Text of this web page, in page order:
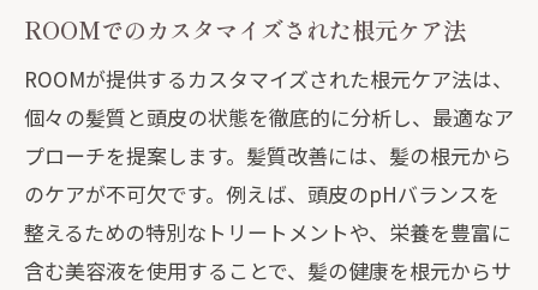
髪質改善を成功させるための根元ケアの
重要性
ROOMの提案する根元ケアステップで理
想の髪へ
髪の状態を根元から改善！ROOMのカスタム
ケアの魅力
ROOMが提供する個別対応の根元ケア
ROOMでのカスタマイズされた根元ケア法
ROOMが提供するカスタマイズされた根元ケア法は、
個々の髪質と頭皮の状態を徹底的に分析し、最適なア
プローチを提案します。髪質改善には、髪の根元から
のケアが不可欠です。例えば、頭皮のpHバランスを
整えるための特別なトリートメントや、栄養を豊富に
含む美容液を使用することで、髪の健康を根元からサ